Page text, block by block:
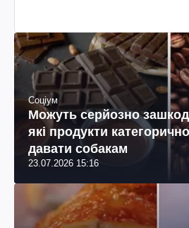
Соціум
Можуть серйозно
які продукти
давати собакам
23.07.2026 15:16